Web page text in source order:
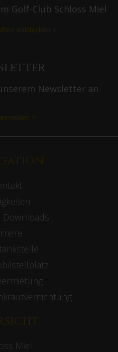
Golf-Club Schloss Miel
entdecken >
Newsletter an
>
Downloads
Miel